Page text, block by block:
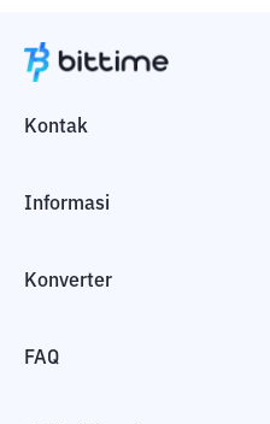
Kontak
Informasi
Konverter
FAQ